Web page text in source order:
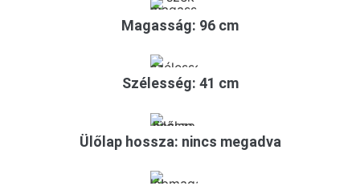
Magasság: 96 cm
Szélesség: 41 cm
Ülőlap hossza: nincs megadva